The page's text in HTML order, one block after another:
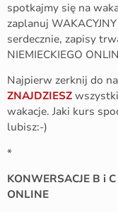
spotkajmy się na
zaplanuj
serdecznie, zapisy
NIEMIECKIEGO
Najpierw zerknij do
ZNAJDZIESZ
wakacje. Jaki kurs
lubisz:-)
*
KONWERSACJE B i
ONLINE